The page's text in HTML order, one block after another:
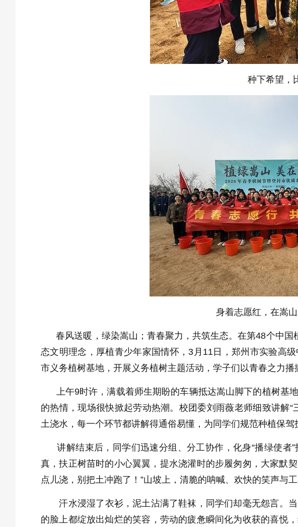
种下希望，
身着志愿红，在嵩
春风送暖，绿染嵩山；青春聚力，共筑生态。在第48个中国
态文明理念，厚植青少年家国情怀，3月11日，郑州市实验高
市义务植树基地，开展义务植树主题活动，学子们以青春之力
上午9时许，满载着师生期盼的车辆抵达嵩山脚下的植树基
的热情，现场很快掀起劳动热潮。校团委刘雨薇老师细致讲解
土浇水，每一个环节都讲解得通俗易懂，为同学们规范种植保驾
讲解结束后，同学们迅速分组、分工协作，化身“播绿使者
真，扶正树苗时的小心翼翼，提水浇灌时的步履匆匆，大家默
点儿浇，别把土冲跑了！”山坡上，清脆的呐喊、欢快的笑声与
汗水浸湿了衣衫，泥土沾满了鞋袜，同学们却毫无怨言。
的脸上都绽放出灿烂的笑容，劳动的疲惫瞬间化为收获的喜悦